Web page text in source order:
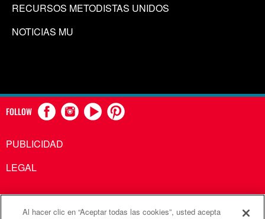
RECURSOS METODISTAS UNIDOS
NOTICIAS MU
FOLLOW
PUBLICIDAD
LEGAL
Al hacer clic en “Aceptar todas las cookies”, usted acepta